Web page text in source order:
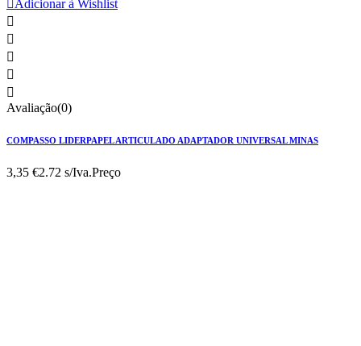
Adicionar à Wishlist





Avaliação(0)
COMPASSO LIDERPAPEL ARTICULADO ADAPTADOR UNIVERSAL MINAS
3,35 €2.72 s/Iva.Preço